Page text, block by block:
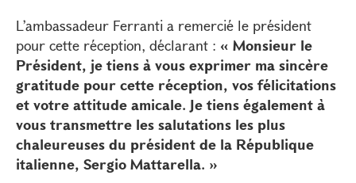
L’ambassadeur Ferranti a remercié le président
pour cette réception, déclarant : « Monsieur le
Président, je tiens à vous exprimer ma sincère
gratitude pour cette réception, vos félicitations
et votre attitude amicale. Je tiens également à
vous transmettre les salutations les plus
chaleureuses du président de la République
italienne, Sergio Mattarella. »